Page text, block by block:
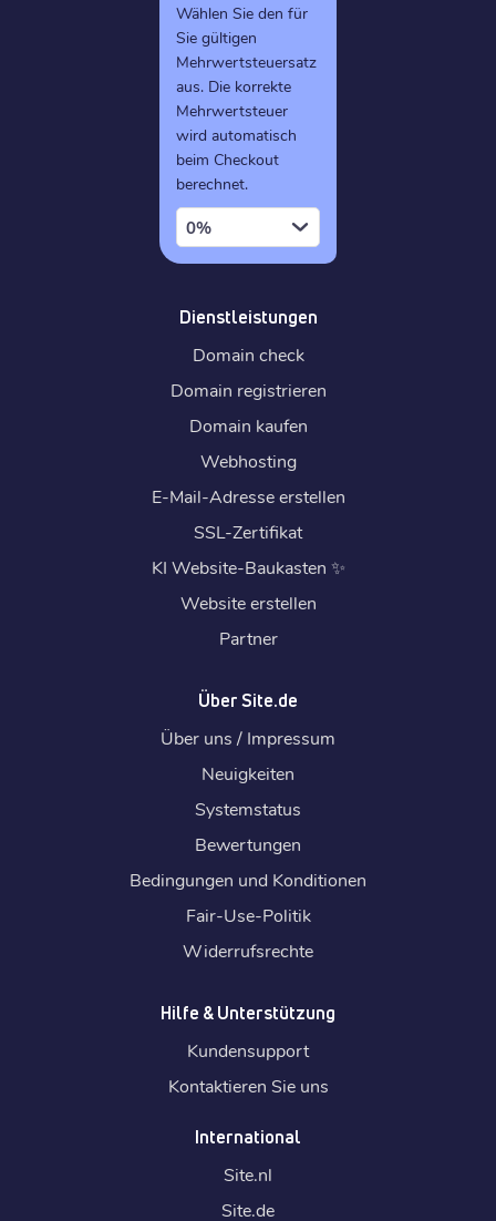
Wählen Sie den für
Sie gültigen
Mehrwertsteuersatz
aus. Die korrekte
Mehrwertsteuer
wird automatisch
beim Checkout
berechnet.
0%
Dienstleistungen
Domain check
Domain registrieren
Domain kaufen
Webhosting
E-Mail-Adresse erstellen
SSL-Zertifikat
KI Website-Baukasten ✨
Website erstellen
Partner
Über Site.de
Über uns / Impressum
Neuigkeiten
Systemstatus
Bewertungen
Bedingungen und Konditionen
Fair-Use-Politik
Widerrufsrechte
Hilfe & Unterstützung
Kundensupport
Kontaktieren Sie uns
International
Site.nl
Site.de